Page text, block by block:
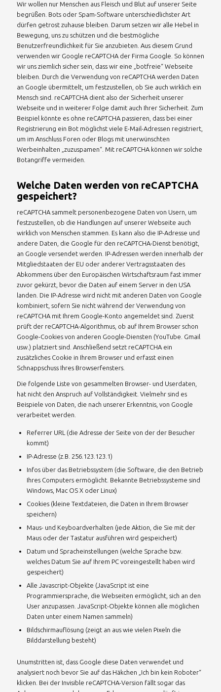
Wir wollen nur Menschen aus Fleisch und Blut auf unserer Seite
begrüßen. Bots oder Spam-Software unterschiedlichster Art
dürfen getrost zuhause bleiben. Darum setzen wir alle Hebel in
Bewegung, uns zu schützen und die bestmögliche
Benutzerfreundlichkeit für Sie anzubieten. Aus diesem Grund
verwenden wir Google reCAPTCHA der Firma Google. So können
wir uns ziemlich sicher sein, dass wir eine „botfreie“ Webseite
bleiben. Durch die Verwendung von reCAPTCHA werden Daten
an Google übermittelt, um festzustellen, ob Sie auch wirklich ein
Mensch sind. reCAPTCHA dient also der Sicherheit unserer
Webseite und in weiterer Folge damit auch Ihrer Sicherheit. Zum
Beispiel könnte es ohne reCAPTCHA passieren, dass bei einer
Registrierung ein Bot möglichst viele E-Mail-Adressen registriert,
um im Anschluss Foren oder Blogs mit unerwünschten
Werbeinhalten „zuzuspamen“. Mit reCAPTCHA können wir solche
Botangriffe vermeiden.
Welche Daten werden von reCAPTCHA
gespeichert?
reCAPTCHA sammelt personenbezogene Daten von Usern, um
festzustellen, ob die Handlungen auf unserer Webseite auch
wirklich von Menschen stammen. Es kann also die IP-Adresse und
andere Daten, die Google für den reCAPTCHA-Dienst benötigt,
an Google versendet werden. IP-Adressen werden innerhalb der
Mitgliedstaaten der EU oder anderer Vertragsstaaten des
Abkommens über den Europäischen Wirtschaftsraum fast immer
zuvor gekürzt, bevor die Daten auf einem Server in den USA
landen. Die IP-Adresse wird nicht mit anderen Daten von Google
kombiniert, sofern Sie nicht während der Verwendung von
reCAPTCHA mit Ihrem Google-Konto angemeldet sind. Zuerst
prüft der reCAPTCHA-Algorithmus, ob auf Ihrem Browser schon
Google-Cookies von anderen Google-Diensten (YouTube. Gmail
usw.) platziert sind. Anschließend setzt reCAPTCHA ein
zusätzliches Cookie in Ihrem Browser und erfasst einen
Schnappschuss Ihres Browserfensters.
Die folgende Liste von gesammelten Browser- und Userdaten,
hat nicht den Anspruch auf Vollständigkeit. Vielmehr sind es
Beispiele von Daten, die nach unserer Erkenntnis, von Google
verarbeitet werden.
Referrer URL (die Adresse der Seite von der der Besucher
kommt)
IP-Adresse (z.B. 256.123.123.1)
Infos über das Betriebssystem (die Software, die den Betrieb
Ihres Computers ermöglicht. Bekannte Betriebssysteme sind
Windows, Mac OS X oder Linux)
Cookies (kleine Textdateien, die Daten in Ihrem Browser
speichern)
Maus- und Keyboardverhalten (jede Aktion, die Sie mit der
Maus oder der Tastatur ausführen wird gespeichert)
Datum und Spracheinstellungen (welche Sprache bzw.
welches Datum Sie auf Ihrem PC voreingestellt haben wird
gespeichert)
Alle Javascript-Objekte (JavaScript ist eine
Programmiersprache, die Webseiten ermöglicht, sich an den
User anzupassen. JavaScript-Objekte können alle möglichen
Daten unter einem Namen sammeln)
Bildschirmauflösung (zeigt an aus wie vielen Pixeln die
Bilddarstellung besteht)
Unumstritten ist, dass Google diese Daten verwendet und
analysiert noch bevor Sie auf das Häkchen „Ich bin kein Roboter“
klicken. Bei der Invisible reCAPTCHA-Version fällt sogar das